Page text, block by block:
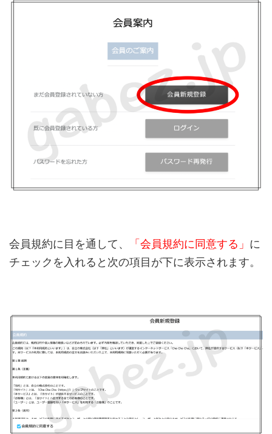
会員規約に目を通して、 「会員規約に同意する」 に
チェックを入れると次の項目が下に表示されます。